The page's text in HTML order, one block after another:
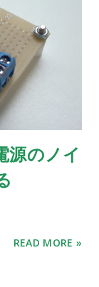
のノイ
READ MORE »